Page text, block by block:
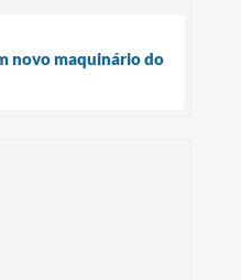
novo maquinário do